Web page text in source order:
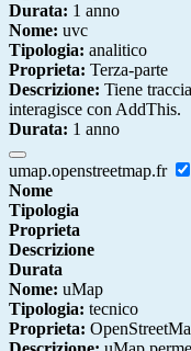
Durata: 1 anno
Nome: uvc
Tipologia: analitico
Proprieta: Terza-parte
Descrizione: Tiene
interagisce con AddThis.
Durata: 1 anno
umap.openstreetmap.fr
Nome
Tipologia
Proprieta
Descrizione
Durata
Nome: uMap
Tipologia: tecnico
Proprieta: